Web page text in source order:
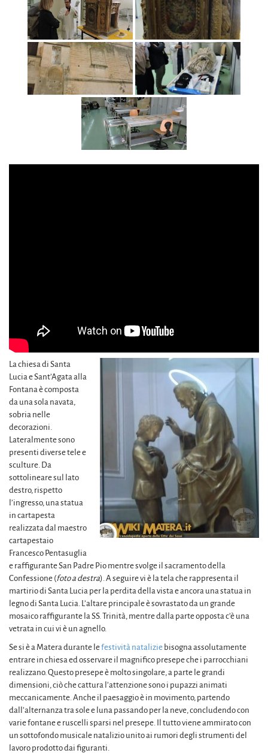
La chiesa di Santa
Lucia e Sant’Agata alla
Fontana è composta
da una sola navata,
sobria nelle
decorazioni.
Lateralmente sono
presenti diverse tele e
sculture. Da
sottolineare sul lato
destro, rispetto
l’ingresso, una statua
in cartapesta
realizzata dal maestro
cartapestaio
Francesco Pentasuglia
e raffigurante San Padre Pio mentre svolge il sacramento della
Confessione (foto a destra). A seguire vi è la tela che rappresenta il
martirio di Santa Lucia per la perdita della vista e ancora una statua in
legno di Santa Lucia. L’altare principale è sovrastato da un grande
mosaico raffigurante la SS. Trinità, mentre dalla parte opposta c’è una
vetrata in cui vi è un agnello.
Se si è a Matera durante lefestività natalizie bisogna assolutamente
entrare in chiesa ed osservare il magnifico presepe che i parrocchiani
realizzano. Questo presepe è molto singolare, a parte le grandi
dimensioni, ciò che cattura l’attenzione sono i pupazzi animati
meccanicamente. Anche il paesaggio è in movimento, partendo
dall’alternanza tra sole e luna passando per la neve, concludendo con
varie fontane e ruscelli sparsi nel presepe. Il tutto viene ammirato con
un sottofondo musicale natalizio unito ai rumori degli strumenti del
lavoro prodotto dai figuranti.